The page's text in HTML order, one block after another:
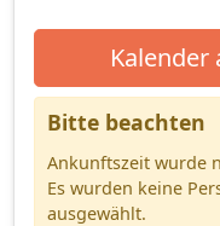
Kalender
Bitte beachten
Ankunftszeit wurde
Es wurden keine
ausgewählt.